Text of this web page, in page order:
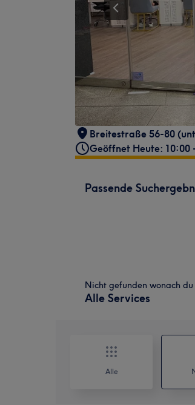
Breitestraße 56-80
Geöffnet Heute: 10:00 -
Passende
Nicht gefunden wonach du
Alle Services
Alle